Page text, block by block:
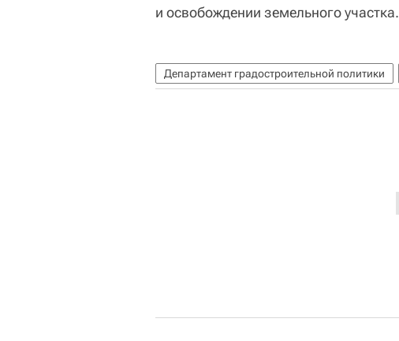
и освобождении земельного участка.
Департамент градостроительной политики